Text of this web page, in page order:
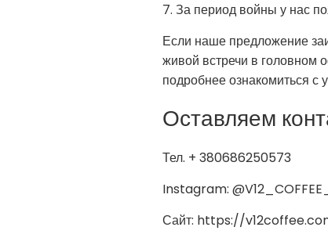
7️. За период войны у нас
Если наше предложение
живой встречи в головном
подробнее ознакомиться с
Оставляем
Тел. + 380686250573
Instagram:
Сайт: https://